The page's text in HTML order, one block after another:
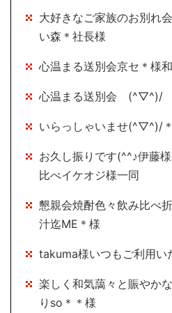
大好きなご家族のお別れ
い森＊社長様
心温まる送別会京セ＊様
心温まる送別会 (^▽^)/
いらっしゃいませ(^▽^)/
お久し振りです(^^♪伊藤
比べイケオジ様一同
懇親会焼酎色々飲み比べ
汁迄ME＊様
takuma様いつもご利用い
楽しく和気藹々と賑やか
りso＊＊様